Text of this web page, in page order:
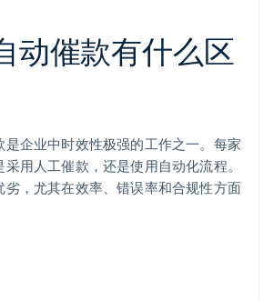
动催款有什么区
是企业中时效性极强的工作之一。每家
用人工催款，还是使用自动化流程。
劣，尤其在效率、错误率和合规性方面